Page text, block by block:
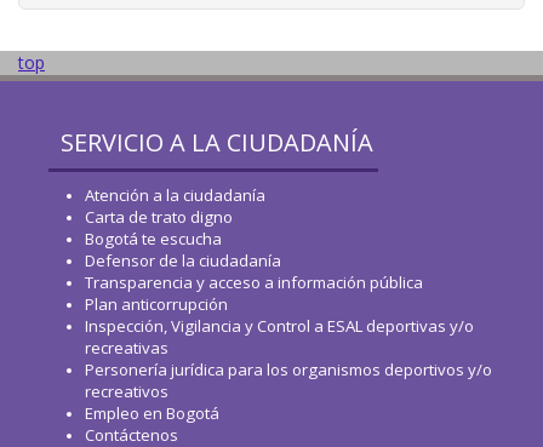
top
SERVICIO A LA CIUDADANÍA
Atención a la ciudadanía
Carta de trato digno
Bogotá te escucha
Defensor de la ciudadanía
Transparencia y acceso a información pública
Plan anticorrupción
Inspección, Vigilancia y Control a ESAL deportivas y/o
recreativas
Personería jurídica para los organismos deportivos y/o
recreativos
Empleo en Bogotá
Contáctenos